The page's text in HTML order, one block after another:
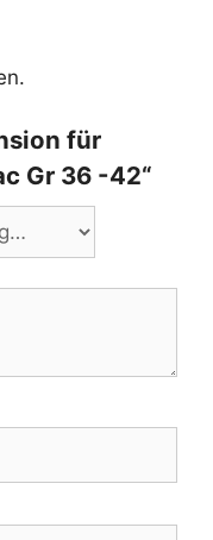
für
Gr 36 -42“